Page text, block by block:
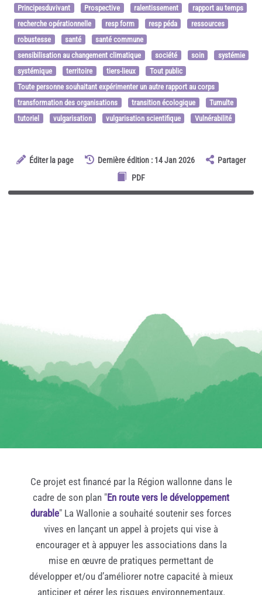
Principesduvivant
Prospective ralentissement
rapport au temps
recherche opérationnelle
resp form resp péda
ressources
robustesse
santé
santé commune
sensibilisation au changement climatique
société soin
systémie
systémique
territoire tiers-lieux
Tout public
Toute personne souhaitant expérimenter un autre rapport au corps
transformation des organisations
transition écologique
Tumulte
tutoriel
vulgarisation vulgarisation scientifique Vulnérabilité
Éditer la page Dernière édition : 14 Jan 2026
Partager
PDF
Ce projet est financé par la Région wallonne dans le
cadre de son plan "En route vers le développement
durable" La Wallonie a souhaité soutenir ses forces
vives en lançant un appel à projets qui vise à
encourager et à appuyer les associations dans la
mise en œuvre de pratiques permettant de
développer et/ou d’améliorer notre capacité à mieux
anticiper et gérer les risques environnementaux.